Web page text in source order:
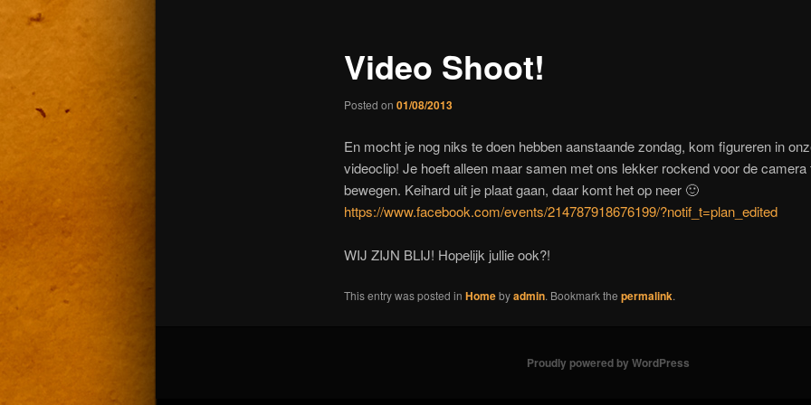
Video Shoot!
Posted on 01/08/2013
En mocht je nog niks te doen hebben aanstaande zondag, kom figureren in
videoclip! Je hoeft alleen maar samen met ons lekker rockend voor de camera
bewegen. Keihard uit je plaat gaan, daar komt het op neer 🙂
https://www.facebook.com/events/214787918676199/?notif_t=plan_edited
WIJ ZIJN BLIJ! Hopelijk jullie ook?!
This entry was posted in Homebyadmin. Bookmark the permalink.
Proudly powered by WordPress